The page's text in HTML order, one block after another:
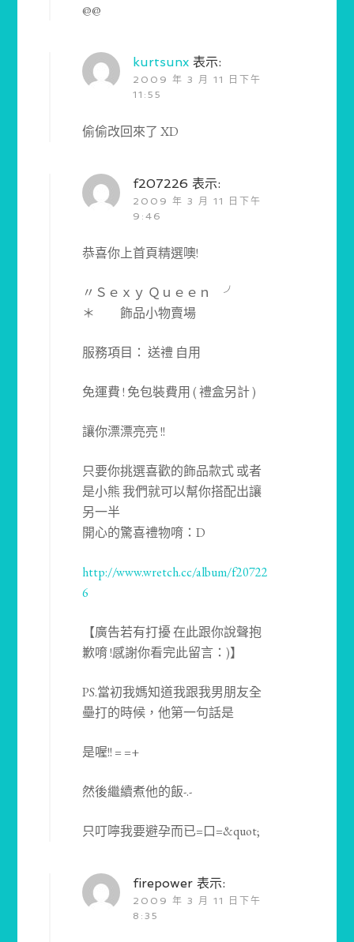
@@
kurtsunx 表示:
2009 年 3 月 11 日下午
11:55
偷偷改回來了 XD
f207226 表示:
2009 年 3 月 11 日下午
9:46
恭喜你上首頁精選噢!
〃Ｓｅｘｙ Ｑｕｅｅｎ ╯
＊ 飾品小物賣場
服務項目： 送禮 自用
免運費 ! 免包裝費用 ( 禮盒另計 )
讓你漂漂亮亮 !!
只要你挑選喜歡的飾品款式 或者
是小熊 我們就可以幫你搭配出讓
另一半
開心的驚喜禮物唷：D
http://www.wretch.cc/album/f20722
6
【廣告若有打擾 在此跟你說聲抱
歉唷 !感謝你看完此留言：)】
PS.當初我媽知道我跟我男朋友全
壘打的時候，他第一句話是
是喔!! = =+
然後繼續煮他的飯-.-
只叮嚀我要避孕而已=口=&quot;
firepower 表示:
2009 年 3 月 11 日下午
8:35